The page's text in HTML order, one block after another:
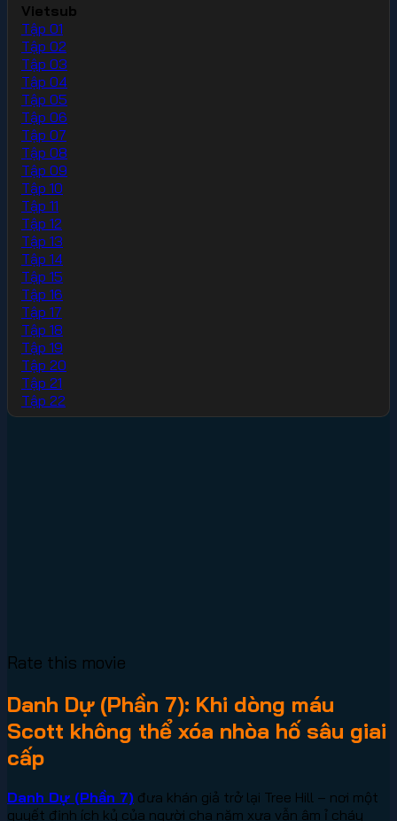
Vietsub
Tập 01
Tập 02
Tập 03
Tập 04
Tập 05
Tập 06
Tập 07
Tập 08
Tập 09
Tập 10
Tập 11
Tập 12
Tập 13
Tập 14
Tập 15
Tập 16
Tập 17
Tập 18
Tập 19
Tập 20
Tập 21
Tập 22
Rate this movie
Danh Dự (Phần 7): Khi dòng máu
Scott không thể xóa nhòa hố sâu giai
cấp
Danh Dự (Phần 7) đưa khán giả trở lại Tree Hill – nơi một
quyết định ích kỷ của người cha năm xưa vẫn âm ỉ cháy